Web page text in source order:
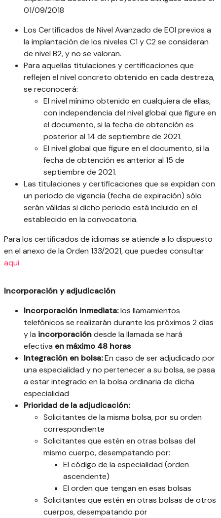
01/09/2018
Los Certificados de Nivel Avanzado de EOI previos a
la implantación de los niveles C1 y C2 se consideran
de nivel B2, y no se valoran.
Para aquellas titulaciones y certificaciones que
reflejen el nivel concreto obtenido en cada destreza,
se reconocerá:
El nivel mínimo obtenido en cualquiera de ellas,
con independencia del nivel global que figure en
el documento, si la fecha de obtención es
posterior al 14 de septiembre de 2021.
El nivel global que figure en el documento, si la
fecha de obtención es anterior al 15 de
septiembre de 2021.
Las titulaciones y certificaciones que se expidan con
un periodo de vigencia (fecha de expiración) sólo
serán válidas si dicho periodo está incluido en el
establecido en la convocatoria.
Para los certificados de idiomas se atiende a lo dispuesto
en el anexo de la Orden 133/2021, que puedes consultar
aquí
Incorporación y adjudicación
Incorporación inmediata:los llamamientos
telefónicos se realizarán durante los próximos 2 días
y la incorporacióndesde la llamada se hará
efectiva en máximo 48 horas
Integración en bolsa:En caso de ser adjudicado por
una especialidad y no pertenecer a su bolsa, se pasa
a estar integrado en la bolsa ordinaria de dicha
especialidad
Prioridad de la adjudicación:
Solicitantes de la misma bolsa, por su orden
correspondiente
Solicitantes que estén en otras bolsas del
mismo cuerpo, desempatando por:
El código de la especialidad (orden
ascendente)
El orden que tengan en esas bolsas
Solicitantes que estén en otras bolsas de otros
cuerpos, desempatando por